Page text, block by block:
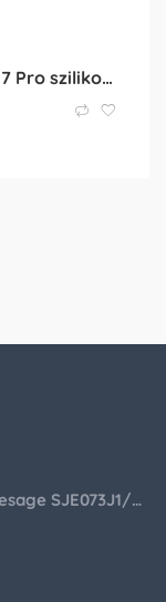
Xiaomi Smart Band 7 Pro szilikon szíj
Seiko “Baby Snowflake” Presage SJE073J1/SARA015 Limited Edition